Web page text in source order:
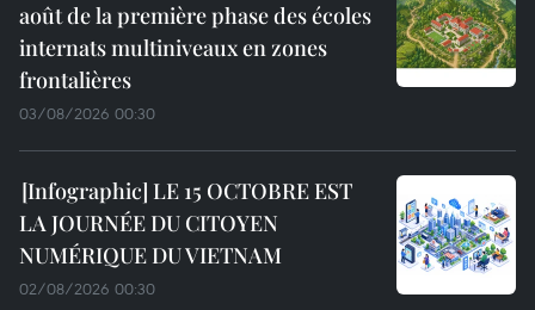
août de la première phase des écoles
internats multiniveaux en zones
frontalières
03/08/2026 00:30
LE 15 OCTOBRE EST
LA JOURNÉE DU CITOYEN
NUMÉRIQUE DU VIETNAM
02/08/2026 00:30